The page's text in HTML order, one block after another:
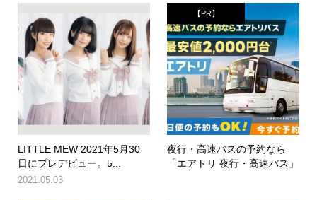
LITTLE MEW 2021年5月30
日にプレデビュー。5...
2021.05.03
【PR】
夜行・高速バスの予約なら
「エアトリ 夜行・高速バス」